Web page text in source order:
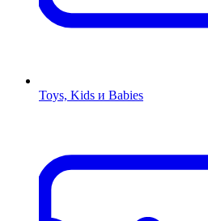
Toys, Kids и Babies